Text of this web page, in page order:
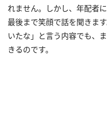
れません。しかし、年配者
最後まで笑顔で話を聞きま
いたな」と言う内容でも、
きるのです。